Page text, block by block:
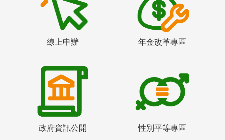
線上申辦 年金改革專區
政府資訊公開 性別平等專區